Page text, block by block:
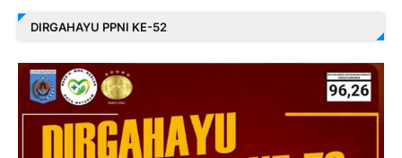
DIRGAHAYU PPNI KE-52